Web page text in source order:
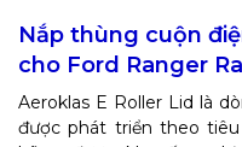
Nắp thùng cuộn
cho Ford Ranger
Aeroklas E Roller Lid là
được phát triển theo